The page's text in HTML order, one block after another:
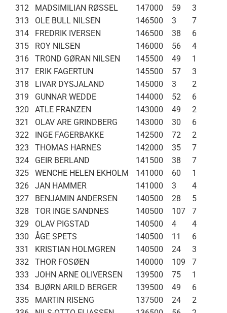
312
MADSIMILIAN RØSSEL 147000 59
3
313
OLE BULL NILSEN 146500 3
7
314
FREDRIK IVERSEN 146500 38
6
315
ROY NILSEN 146000 56
4
316
TROND GØRAN NILSEN 145500 49
1
317
ERIK FAGERTUN 145500 57
3
318
LIVAR DYSJALAND 145000 3
2
319
GUNNAR WEDDE 144000 52
6
320
ATLE FRANZEN 143000 49
2
321
OLAV ARE GRINDBERG 143000 30
6
322
INGE FAGERBAKKE 142500 72
2
323
THOMAS HARNES 142000 35
7
324
GEIR BERLAND 141500 38
7
325
WENCHE HELEN EKHOLM 141000 60
1
326
JAN HAMMER 141000 3
4
327
BENJAMIN ANDERSEN 140500 28
5
328
TOR INGE SANDNES 140500 107
7
329
OLAV PIGSTAD 140500 4
4
330
ÅGE SPETS 140500 11
6
331
KRISTIAN HOLMGREN 140500 24
3
332
THOR FOSØEN 140000 109
7
333
JOHN ARNE OLIVERSEN 139500 75
1
334
BJØRN ARILD BERGER 139500 49
6
335
MARTIN RISENG 137500 24
2